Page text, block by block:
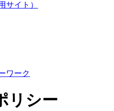
サイト）
ワーク
リシー